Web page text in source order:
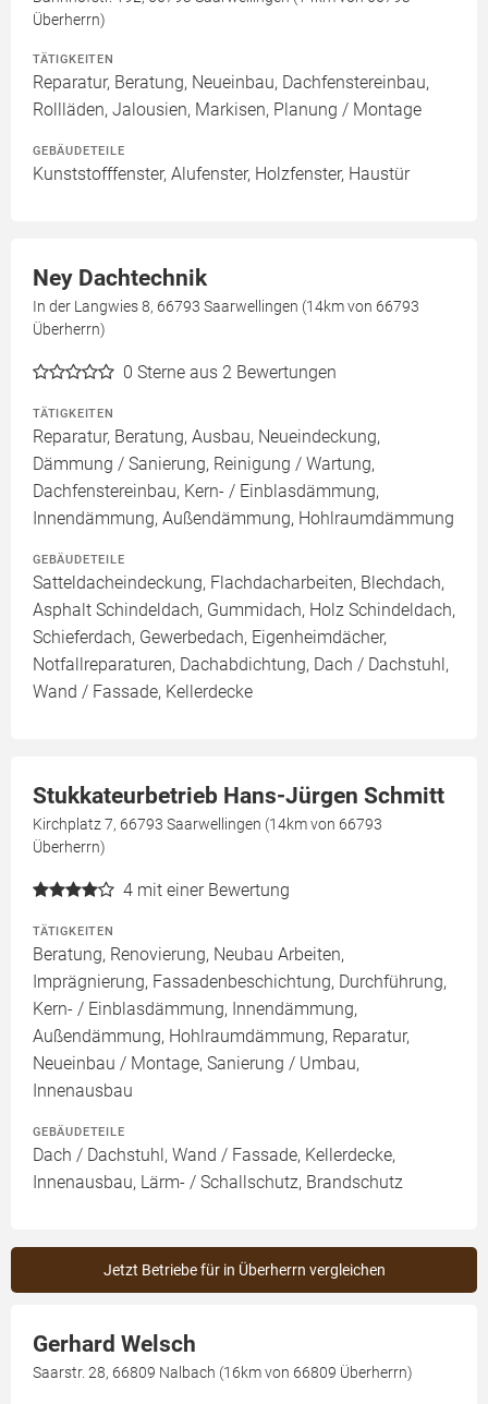
Überherrn)
TÄTIGKEITEN
Reparatur, Beratung, Neueinbau, Dachfenstereinbau,
Rollläden, Jalousien, Markisen, Planung / Montage
GEBÄUDETEILE
Kunststofffenster, Alufenster, Holzfenster, Haustür
Ney Dachtechnik
In der Langwies 8, 66793 Saarwellingen (14km von 66793
Überherrn)
0 Sterne aus 2 Bewertungen
TÄTIGKEITEN
Reparatur, Beratung, Ausbau, Neueindeckung,
Dämmung / Sanierung, Reinigung / Wartung,
Dachfenstereinbau, Kern- / Einblasdämmung,
Innendämmung, Außendämmung, Hohlraumdämmung
GEBÄUDETEILE
Satteldacheindeckung, Flachdacharbeiten, Blechdach,
Asphalt Schindeldach, Gummidach, Holz Schindeldach,
Schieferdach, Gewerbedach, Eigenheimdächer,
Notfallreparaturen, Dachabdichtung, Dach / Dachstuhl,
Wand / Fassade, Kellerdecke
Stukkateurbetrieb Hans-Jürgen Schmitt
Kirchplatz 7, 66793 Saarwellingen (14km von 66793
Überherrn)
4 mit einer Bewertung
TÄTIGKEITEN
Beratung, Renovierung, Neubau Arbeiten,
Imprägnierung, Fassadenbeschichtung, Durchführung,
Kern- / Einblasdämmung, Innendämmung,
Außendämmung, Hohlraumdämmung, Reparatur,
Neueinbau / Montage, Sanierung / Umbau,
Innenausbau
GEBÄUDETEILE
Dach / Dachstuhl, Wand / Fassade, Kellerdecke,
Innenausbau, Lärm- / Schallschutz, Brandschutz
Jetzt Betriebe für in Überherrn vergleichen
Gerhard Welsch
Saarstr. 28, 66809 Nalbach (16km von 66809 Überherrn)